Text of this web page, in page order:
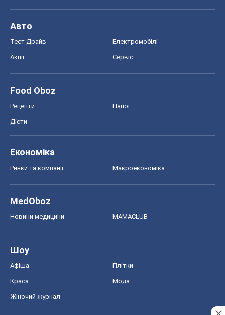
Авто
Тест Драйв Електромобілі
Акції Сервіс
Food Oboz
Рецепти Напої
Дієти
Економіка
Ринки та компанії Макроекономіка
MedOboz
Новини медицини MAMACLUB
Шоу
Афіша Плітки
Краса Мода
Жіночий журнал